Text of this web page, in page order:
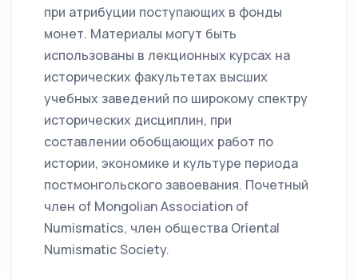
при атрибуции поступающих в фонды
монет. Материалы могут быть
использованы в лекционных курсах на
исторических факультетах высших
учебных заведений по широкому спектру
исторических дисциплин, при
составлении обобщающих работ по
истории, экономике и культуре периода
постмонгольского завоевания. Почетный
член of Mongolian Association of
Numismatics, член общества Oriental
Numismatic Society.